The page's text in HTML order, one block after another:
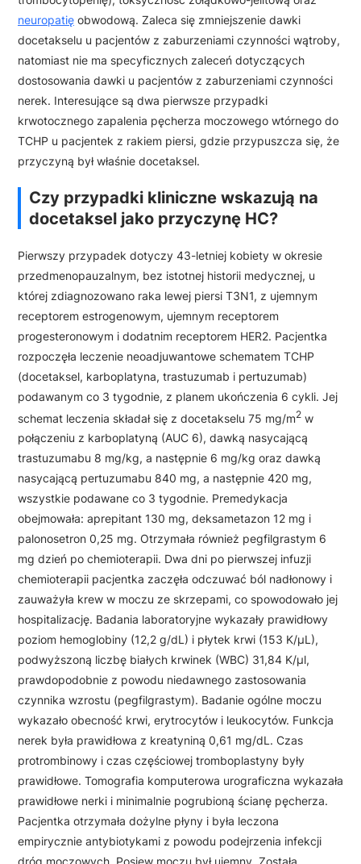
neuropatię obwodową. Zaleca się zmniejszenie dawki
docetakselu u pacjentów z zaburzeniami czynności wątroby,
natomiast nie ma specyficznych zaleceń dotyczących
dostosowania dawki u pacjentów z zaburzeniami czynności
nerek. Interesujące są dwa pierwsze przypadki
krwotocznego zapalenia pęcherza moczowego wtórnego do
TCHP u pacjentek z rakiem piersi, gdzie przypuszcza się, że
przyczyną był właśnie docetaksel.
Czy przypadki kliniczne wskazują na
docetaksel jako przyczynę HC?
Pierwszy przypadek dotyczy 43-letniej kobiety w okresie
przedmenopauzalnym, bez istotnej historii medycznej, u
której zdiagnozowano raka lewej piersi T3N1, z ujemnym
receptorem estrogenowym, ujemnym receptorem
progesteronowym i dodatnim receptorem HER2. Pacjentka
rozpoczęła leczenie neoadjuwantowe schematem TCHP
(docetaksel, karboplatyna, trastuzumab i pertuzumab)
podawanym co 3 tygodnie, z planem ukończenia 6 cykli. Jej
schemat leczenia składał się z docetakselu 75 mg/m2 w
połączeniu z karboplatyną (AUC 6), dawką nasycającą
trastuzumabu 8 mg/kg, a następnie 6 mg/kg oraz dawką
nasycającą pertuzumabu 840 mg, a następnie 420 mg,
wszystkie podawane co 3 tygodnie. Premedykacja
obejmowała: aprepitant 130 mg, deksametazon 12 mg i
palonosetron 0,25 mg. Otrzymała również pegfilgrastym 6
mg dzień po chemioterapii. Dwa dni po pierwszej infuzji
chemioterapii pacjentka zaczęła odczuwać ból nadłonowy i
zauważyła krew w moczu ze skrzepami, co spowodowało jej
hospitalizację. Badania laboratoryjne wykazały prawidłowy
poziom hemoglobiny (12,2 g/dL) i płytek krwi (153 K/µL),
podwyższoną liczbę białych krwinek (WBC) 31,84 K/µl,
prawdopodobnie z powodu niedawnego zastosowania
czynnika wzrostu (pegfilgrastym). Badanie ogólne moczu
wykazało obecność krwi, erytrocytów i leukocytów. Funkcja
nerek była prawidłowa z kreatyniną 0,61 mg/dL. Czas
protrombinowy i czas częściowej tromboplastyny były
prawidłowe. Tomografia komputerowa urograficzna wykazała
prawidłowe nerki i minimalnie pogrubioną ścianę pęcherza.
Pacjentka otrzymała dożylne płyny i była leczona
empirycznie antybiotykami z powodu podejrzenia infekcji